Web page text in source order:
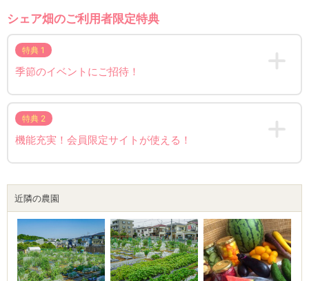
シェア畑のご利用者限定特典
特典 1
季節のイベントにご招待！
特典 2
機能充実！会員限定サイトが使える！
近隣の農園